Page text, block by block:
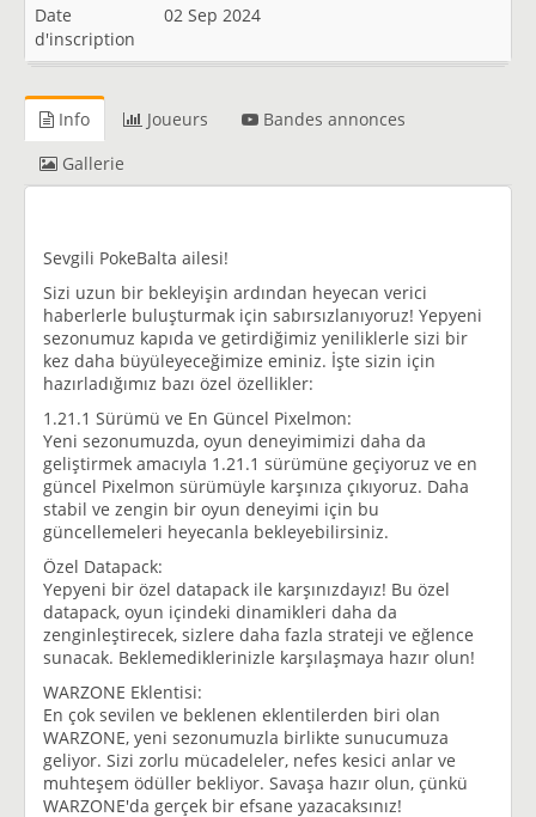
Date
d'inscription
02 Sep 2024
Info Joueurs
Bandes annonces
Gallerie
Sevgili PokeBalta ailesi!
Sizi uzun bir bekleyişin ardından heyecan verici
haberlerle buluşturmak için sabırsızlanıyoruz! Yepyeni
sezonumuz kapıda ve getirdiğimiz yeniliklerle sizi bir
kez daha büyüleyeceğimize eminiz. İşte sizin için
hazırladığımız bazı özel özellikler:
1.21.1 Sürümü ve En Güncel Pixelmon:
Yeni sezonumuzda, oyun deneyimimizi daha da
geliştirmek amacıyla 1.21.1 sürümüne geçiyoruz ve en
güncel Pixelmon sürümüyle karşınıza çıkıyoruz. Daha
stabil ve zengin bir oyun deneyimi için bu
güncellemeleri heyecanla bekleyebilirsiniz.
Özel Datapack:
Yepyeni bir özel datapack ile karşınızdayız! Bu özel
datapack, oyun içindeki dinamikleri daha da
zenginleştirecek, sizlere daha fazla strateji ve eğlence
sunacak. Beklemediklerinizle karşılaşmaya hazır olun!
WARZONE Eklentisi:
En çok sevilen ve beklenen eklentilerden biri olan
WARZONE, yeni sezonumuzla birlikte sunucumuza
geliyor. Sizi zorlu mücadeleler, nefes kesici anlar ve
muhteşem ödüller bekliyor. Savaşa hazır olun, çünkü
WARZONE'da gerçek bir efsane yazacaksınız!